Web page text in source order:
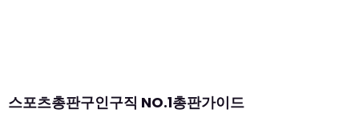
스포츠총판구인구직 NO.1총판가이드